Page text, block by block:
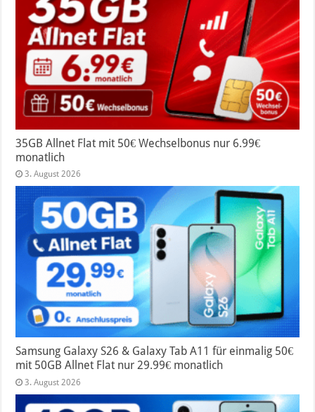
35GB Allnet Flat mit 50€ Wechselbonus nur 6.99€
monatlich
3. August 2026
Samsung Galaxy S26 & Galaxy Tab A11 für einmalig 50€
mit 50GB Allnet Flat nur 29.99€ monatlich
3. August 2026